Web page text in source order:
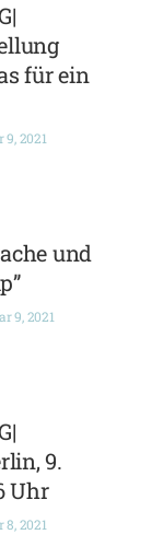
für ein
9, 2021
und
9, 2021
9.
Uhr
8, 2021